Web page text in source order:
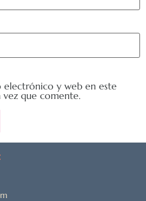
y web en este
que comente.